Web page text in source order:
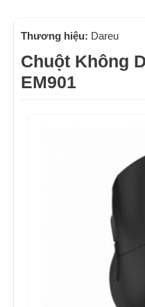
Thương hiệu: Dareu
Chuột Không
EM901